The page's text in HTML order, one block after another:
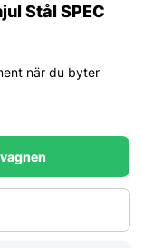
Stål SPEC
när du byter